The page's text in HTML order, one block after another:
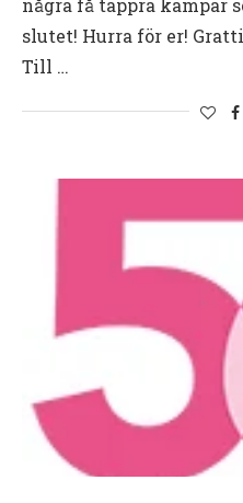
slutet! Hurra för er!
Till …